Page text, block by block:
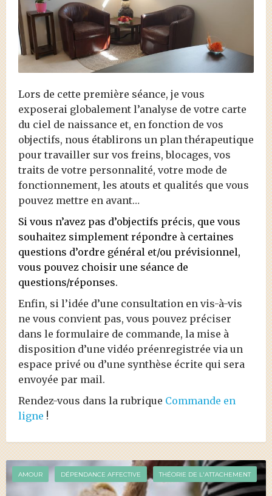
Lors de cette première séance, je vous
exposerai globalement l’analyse de votre carte
du ciel de naissance et, en fonction de vos
objectifs, nous établirons un plan thérapeutique
pour travailler sur vos freins, blocages, vos
traits de votre personnalité, votre mode de
fonctionnement, les atouts et qualités que vous
pouvez mettre en avant…
Si vous n’avez pas d’objectifs précis, que vous
souhaitez simplement répondre à certaines
questions d’ordre général et/ou prévisionnel,
vous pouvez choisir une séance de
questions/réponses.
Enfin, si l’idée d’une consultation en vis-à-vis
ne vous convient pas, vous pouvez préciser
dans le formulaire de commande, la mise à
disposition d’une vidéo préenregistrée via un
espace privé ou d’une synthèse écrite qui sera
envoyée par mail.
Rendez-vous dans la rubrique Commande en
ligne !
AMOUR DÉPENDANCE AFFECTIVE THÉORIE DE L'ATTACHEMENT